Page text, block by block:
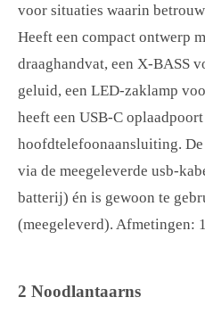
voor situaties waarin
Heeft een compact ontwerp
draaghandvat, een X-BASS
geluid, een LED-zaklamp
heeft een USB-C oplaadpoort
hoofdtelefoonaansluiting.
via de meegeleverde usb-
batterij) én is gewoon te
(meegeleverd). Afmetingen:
2 Noodlantaarns